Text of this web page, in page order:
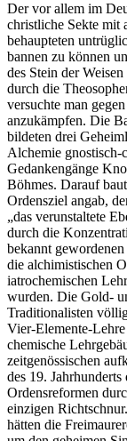
Der vor allem im
christliche Sekte mit
behaupteten
bannen zu können
des Stein der
durch die
versuchte man
anzukämpfen. Die
bildeten drei
Alchemie gnostisch-
Gedankengänge
Böhmes. Darauf
Ordensziel angab,
„das verunstaltete
durch die
bekannt
die alchimistischen
iatrochemischen
wurden. Die Gold-
Traditionalisten
Vier-Elemente-
chemische
zeitgenössischen
des 19.
Ordensreformen
einzigen
hätten die